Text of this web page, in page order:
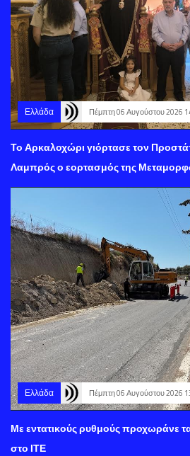
Ελλάδα Πέμπτη 06 Αυγούστου 2026
Το Αρκαλοχώρι γιόρτασε τον
Λαμπρός ο εορτασμός της
Ελλάδα Πέμπτη 06 Αυγούστου 2026
Με εντατικούς ρυθμούς προχωράνε
στο ΙΤΕ